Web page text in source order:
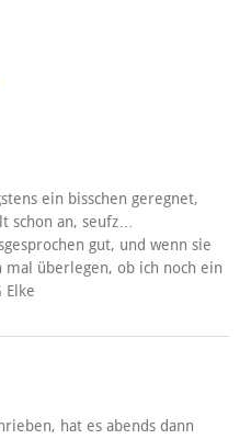
ein bisschen geregnet,
schon an, seufz…
gut, und wenn sie
mal überlegen, ob ich noch ein
Elke
hat es abends dann